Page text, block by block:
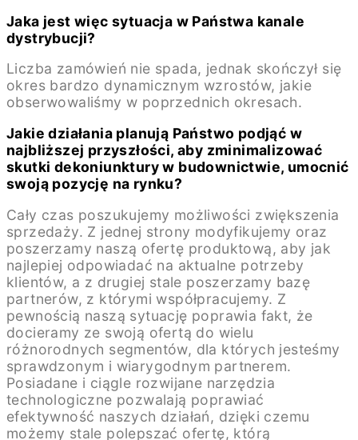
Jaka jest więc sytuacja w Państwa kanale
dystrybucji?
Liczba zamówień nie spada, jednak skończył się
okres bardzo dynamicznym wzrostów, jakie
obserwowaliśmy w poprzednich okresach.
Jakie działania planują Państwo podjąć w
najbliższej przyszłości, aby zminimalizować
skutki dekoniunktury w budownictwie, umocnić
swoją pozycję na rynku?
Cały czas poszukujemy możliwości zwiększenia
sprzedaży. Z jednej strony modyfikujemy oraz
poszerzamy naszą ofertę produktową, aby jak
najlepiej odpowiadać na aktualne potrzeby
klientów, a z drugiej stale poszerzamy bazę
partnerów, z którymi współpracujemy. Z
pewnością naszą sytuację poprawia fakt, że
docieramy ze swoją ofertą do wielu
różnorodnych segmentów, dla których jesteśmy
sprawdzonym i wiarygodnym partnerem.
Posiadane i ciągle rozwijane narzędzia
technologiczne pozwalają poprawiać
efektywność naszych działań, dzięki czemu
możemy stale polepszać ofertę, którą